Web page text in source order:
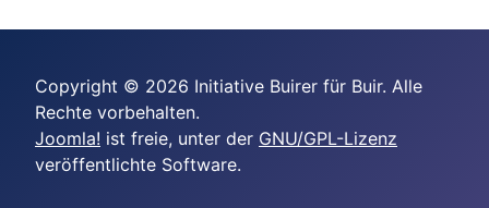
Copyright © 2026 Initiative Buirer für Buir. Alle
Rechte vorbehalten.
Joomla! ist freie, unter der GNU/GPL-Lizenz
veröffentlichte Software.